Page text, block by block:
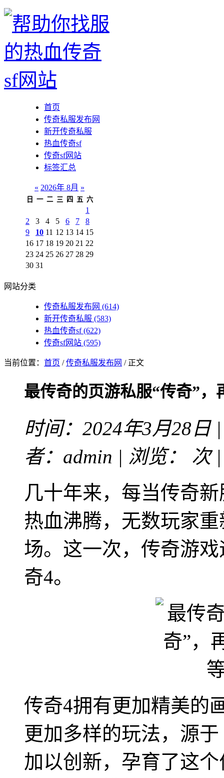
首页
传奇私服发布网
新开传奇私服
热血传奇sf
传奇sf网站
标签汇总
« 2026年 8月 »
日 一 二 三 四 五 六
1
2
3 4 5 6 7
8
9
10 11 12 13 14 15
16 17 18 19 20 21 22
23 24 25 26 27 28 29
30 31
网站分类
传奇私服发布网 (614)
新开传奇私服 (583)
热血传奇sf(622)
传奇sf网站 (595)
当前位置： 首页 /传奇私服发布网 / 正文
最传奇的页游私服“传奇”
时间：2024年3月28日
者：admin | 浏览：
次
几十年来，每当传奇
热血沸腾，无数玩家
场。这一次，传奇游
奇4。
传奇4拥有更加精美的
更加多样的玩法，源
加以创新，孕育了这